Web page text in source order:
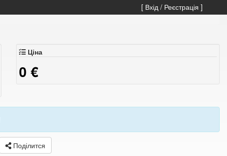
[ Вхід / Реєстрація ]
Ціна
0 €
Поділится